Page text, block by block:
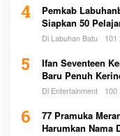
4
Pemkab
Siapkan 50
Di Labuhan Batu 101
5
Ifan Seventeen
Baru Penuh
Di Entertainment 100
6
77 Pramuka
Harumkan Nama